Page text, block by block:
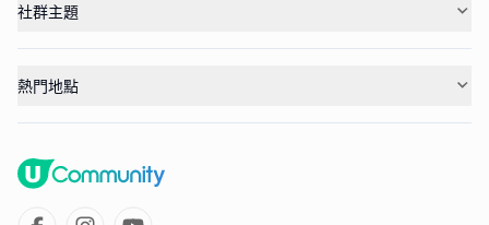
社群主題
熱門地點